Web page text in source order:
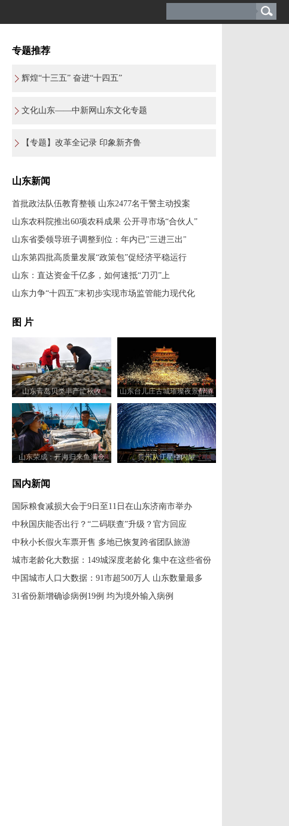
专题推荐
辉煌“十三五” 奋进“十四五”
文化山东——中新网山东文化专题
【专题】改革全记录 印象新齐鲁
山东新闻
首批政法队伍教育整顿 山东2477名干警主动投案
山东农科院推出60项农科成果 公开寻市场“合伙人”
山东省委领导班子调整到位：年内已"三进三出"
山东第四批高质量发展“政策包”促经济平稳运行
山东：直达资金千亿多，如何速抵“刀刃”上
山东力争“十四五”末初步实现市场监管能力现代化
图 片
山东青岛贝类丰产忙秋收
山东台儿庄古城璀璨夜景醉游
人
山东荣成：开海归来鱼满仓 贵州从江星空闪耀
国内新闻
国际粮食减损大会于9日至11日在山东济南市举办
中秋国庆能否出行？“二码联查”升级？官方回应
中秋小长假火车票开售 多地已恢复跨省团队旅游
城市老龄化大数据：149城深度老龄化 集中在这些省份
中国城市人口大数据：91市超500万人 山东数量最多
31省份新增确诊病例19例 均为境外输入病例